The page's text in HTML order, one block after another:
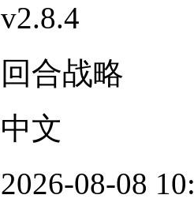
v2.8.4
回合战略
中文
2026-08-08